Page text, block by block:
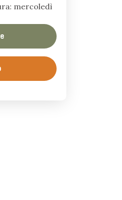
mercoledì